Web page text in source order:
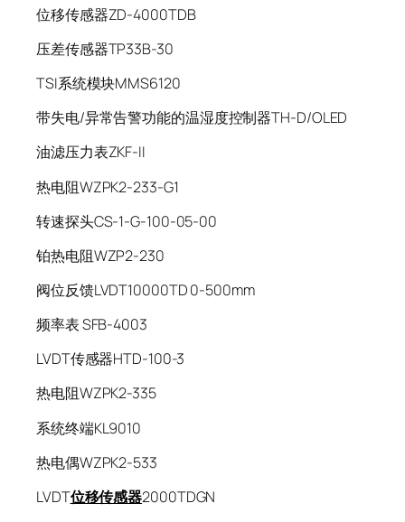
位移传感器ZD-4000TDB
压差传感器TP33B-30
TSI系统模块MMS6120
带失电/异常告警功能的温湿度控制器TH-D/OLED
油滤压力表ZKF-II
热电阻WZPK2-233-G1
转速探头CS-1-G-100-05-00
铂热电阻WZP2-230
阀位反馈LVDT10000TD 0-500mm
频率表 SFB-4003
LVDT传感器HTD-100-3
热电阻WZPK2-335
系统终端KL9010
热电偶WZPK2-533
LVDT位移传感器2000TDGN